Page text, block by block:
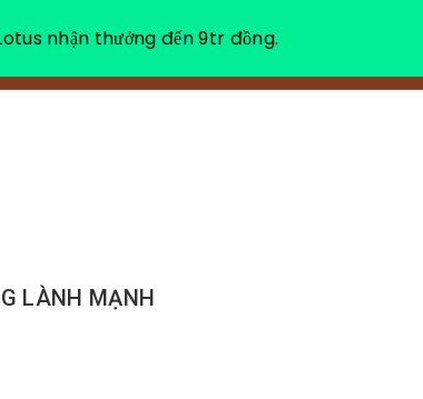
CHÚNG TÔI NGHỈ DƯỠNG THƯ GIÃN
LÀNH MẠNH
nhận thưởng đến 9tr đồng.